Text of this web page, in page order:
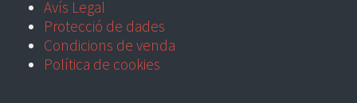
Avís Legal
Protecció de dades
Condicions de venda
Política de cookies